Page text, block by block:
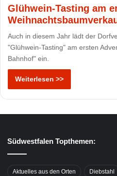
Glühwein-Tasting am
Auch in diesem Jahr lädt der
"Glühwein-Tasting" am ersten
Bahnhof" ein.
Weiterlesen >>
Südwestfalen Topthemen:
Aktuelles aus den Orten Diebstahl